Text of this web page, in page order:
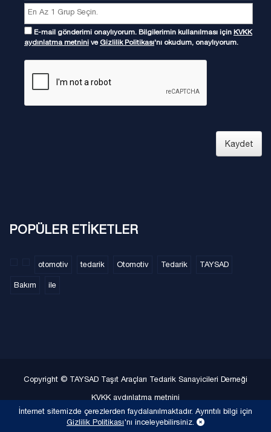
E-mail gönderimi onaylıyorum. Bilgilerimin kullanılması için KVKK
aydınlatma metnini ve Gizlilik Politikası'nı okudum, onaylıyorum.
Kaydet
POPÜLER ETİKETLER
otomotiv tedarik Otomotiv Tedarik TAYSAD
Bakım ile
Copyright © TAYSAD Taşıt Araçları Tedarik Sanayicileri Derneği
KVKK aydınlatma metnini
Gizlilik Politikası
Site Haritası
İnternet sitemizde çerezlerden faydalanılmaktadır. Ayrıntılı bilgi için
Gizlilik Politikası'nı inceleyebilirsiniz.